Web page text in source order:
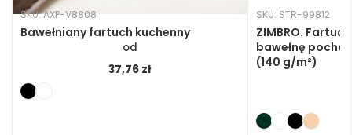
SKU: AXP-V8808
Bawełniany fartuch kuchenny
37,76 zł
SKU: STR-99812
ZIMBRO.
bawełnę
(140 g/m²)